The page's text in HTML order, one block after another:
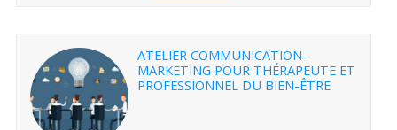
ATELIER COMMUNICATION-
MARKETING POUR THÉRAPEUTE ET
PROFESSIONNEL DU BIEN-ÊTRE